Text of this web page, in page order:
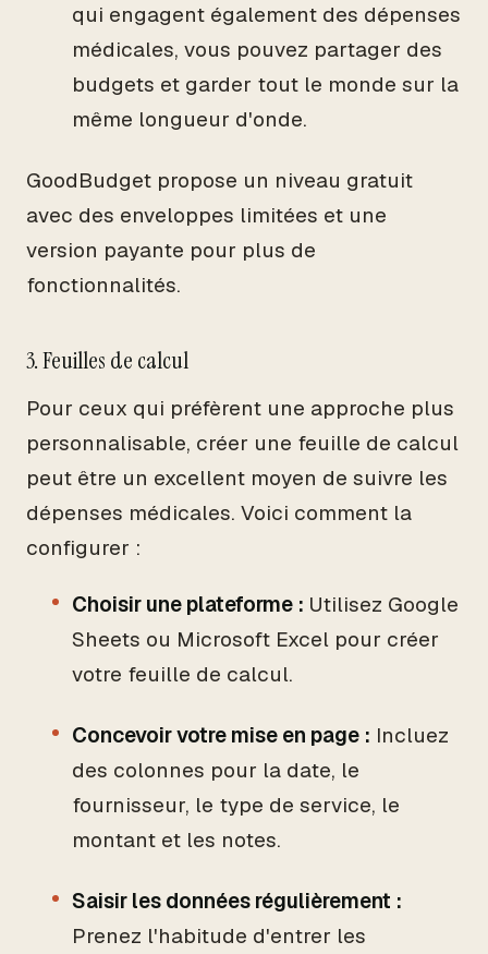
qui engagent également des dépenses
médicales, vous pouvez partager des
budgets et garder tout le monde sur la
même longueur d'onde.
GoodBudget propose un niveau gratuit
avec des enveloppes limitées et une
version payante pour plus de
fonctionnalités.
3. Feuilles de calcul
Pour ceux qui préfèrent une approche plus
personnalisable, créer une feuille de calcul
peut être un excellent moyen de suivre les
dépenses médicales. Voici comment la
configurer :
Choisir une plateforme : Utilisez Google
Sheets ou Microsoft Excel pour créer
votre feuille de calcul.
Concevoir votre mise en page : Incluez
des colonnes pour la date, le
fournisseur, le type de service, le
montant et les notes.
Saisir les données régulièrement :
Prenez l'habitude d'entrer les